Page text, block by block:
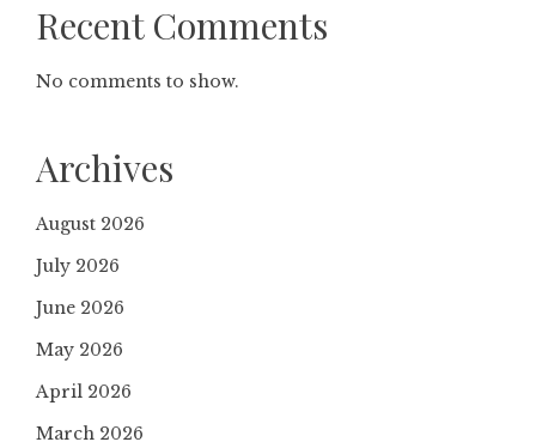
Recent Comments
No comments to show.
Archives
August 2026
July 2026
June 2026
May 2026
April 2026
March 2026